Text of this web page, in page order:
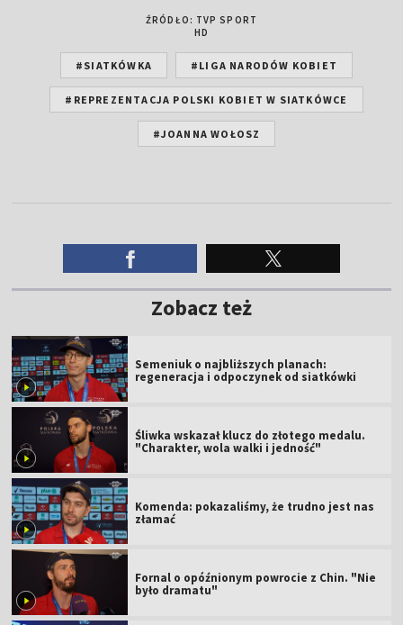
ŹRÓDŁO: TVP SPORT
HD
#SIATKÓWKA #LIGA NARODÓW KOBIET
#REPREZENTACJA POLSKI KOBIET W SIATKÓWCE
#JOANNA WOŁOSZ
Zobacz też
Semeniuk o najbliższych planach:
regeneracja i odpoczynek od siatkówki
Śliwka wskazał klucz do złotego medalu.
"Charakter, wola walki i jedność"
Komenda: pokazaliśmy, że trudno jest nas
złamać
Fornal o opóźnionym powrocie z Chin. "Nie
było dramatu"